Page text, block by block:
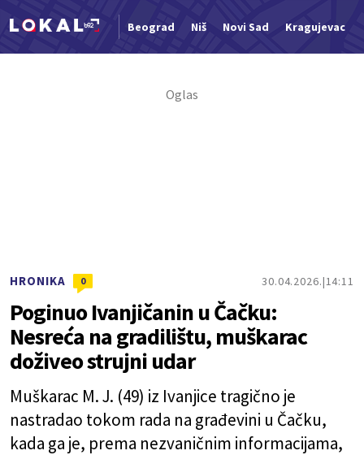
Beograd Niš Novi Sad Kragujevac
HRONIKA 0 30.04.2026. 14:11
Poginuo Ivanjičanin u Čačku:
Nesreća na gradilištu, muškarac
doživeo strujni udar
Muškarac M. J. (49) iz Ivanjice tragično je
nastradao tokom rada na građevini u Čačku,
kada ga je, prema nezvaničnim informacijama,